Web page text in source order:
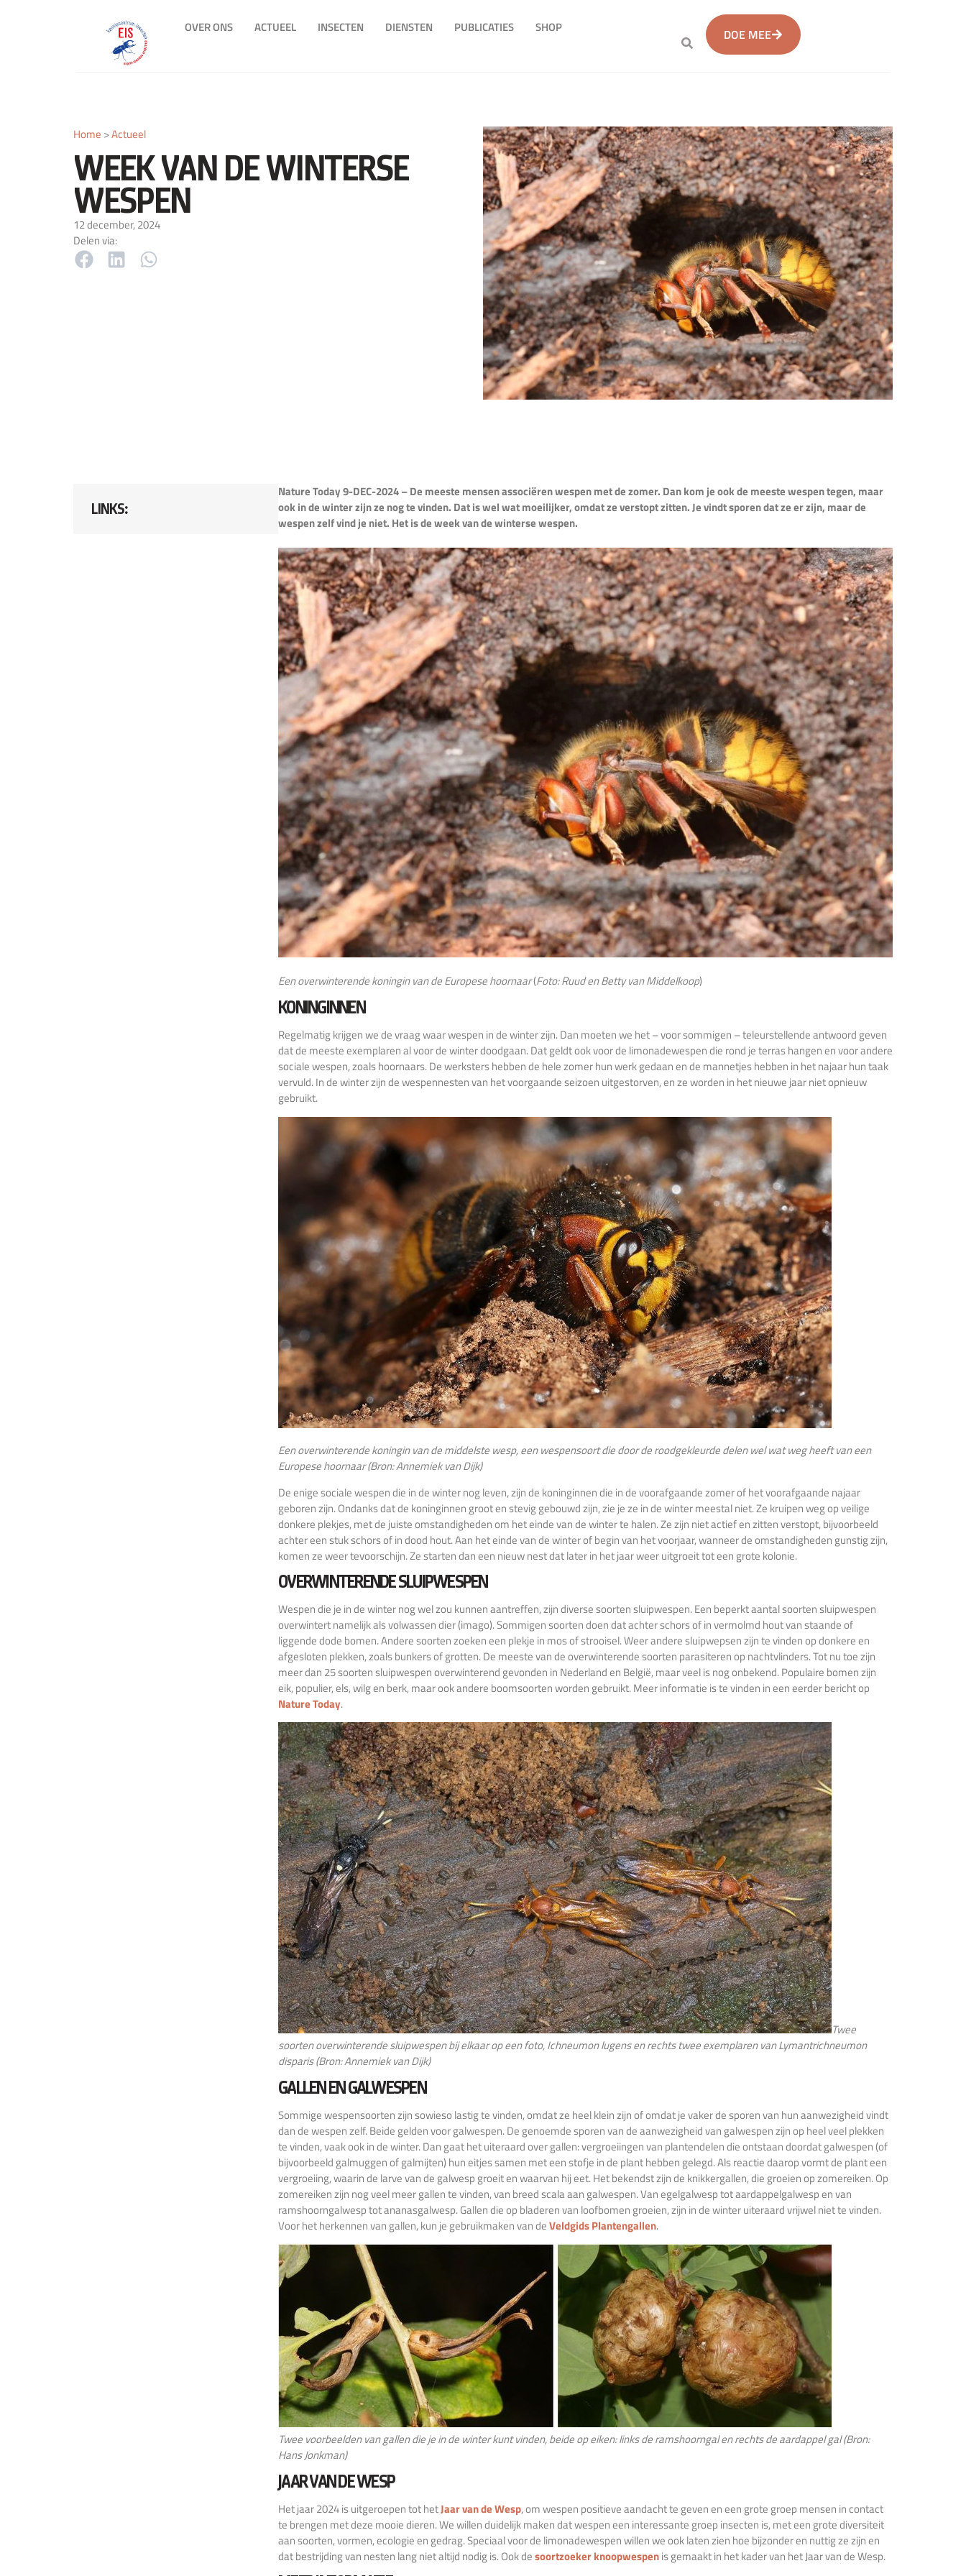
OVER ONS ACTUEEL INSECTEN DIENSTEN PUBLICATIES SHOP DOE MEE
Home >Actueel
WEEK VAN DE WINTERSE
WESPEN
12 december, 2024
Delen via:
LINKS:
Nature Today 9-DEC-2024 – De meeste mensen associëren wespen met de zomer. Dan kom je ook de meeste wespen tegen, maar
ook in de winter zijn ze nog te vinden. Dat is wel wat moeilijker, omdat ze verstopt zitten. Je vindt sporen dat ze er zijn, maar de
wespen zelf vind je niet. Het is de week van de winterse wespen.
Een overwinterende koningin van de Europese hoornaar(Foto: Ruud en Betty van Middelkoop)
KONINGINNEN
Regelmatig krijgen we de vraag waar wespen in de winter zijn. Dan moeten we het – voor sommigen – teleurstellende antwoord geven
dat de meeste exemplaren al voor de winter doodgaan. Dat geldt ook voor de limonadewespen die rond je terras hangen en voor andere
sociale wespen, zoals hoornaars. De werksters hebben de hele zomer hun werk gedaan en de mannetjes hebben in het najaar hun taak
vervuld. In de winter zijn de wespennesten van het voorgaande seizoen uitgestorven, en ze worden in het nieuwe jaar niet opnieuw
gebruikt.
Een overwinterende koningin van de middelste wesp, een wespensoort die door de roodgekleurde delen wel wat weg heeft van een
Europese hoornaar (Bron: Annemiek van Dijk)
De enige sociale wespen die in de winter nog leven, zijn de koninginnen die in de voorafgaande zomer of het voorafgaande najaar
geboren zijn. Ondanks dat de koninginnen groot en stevig gebouwd zijn, zie je ze in de winter meestal niet. Ze kruipen weg op veilige
donkere plekjes, met de juiste omstandigheden om het einde van de winter te halen. Ze zijn niet actief en zitten verstopt, bijvoorbeeld
achter een stuk schors of in dood hout. Aan het einde van de winter of begin van het voorjaar, wanneer de omstandigheden gunstig zijn,
komen ze weer tevoorschijn. Ze starten dan een nieuw nest dat later in het jaar weer uitgroeit tot een grote kolonie.
OVERWINTERENDE SLUIPWESPEN
Wespen die je in de winter nog wel zou kunnen aantreffen, zijn diverse soorten sluipwespen. Een beperkt aantal soorten sluipwespen
overwintert namelijk als volwassen dier (imago). Sommigen soorten doen dat achter schors of in vermolmd hout van staande of
liggende dode bomen. Andere soorten zoeken een plekje in mos of strooisel. Weer andere sluipwepsen zijn te vinden op donkere en
afgesloten plekken, zoals bunkers of grotten. De meeste van de overwinterende soorten parasiteren op nachtvlinders. Tot nu toe zijn
meer dan 25 soorten sluipwespen overwinterend gevonden in Nederland en België, maar veel is nog onbekend. Populaire bomen zijn
eik, populier, els, wilg en berk, maar ook andere boomsoorten worden gebruikt. Meer informatie is te vinden in een eerder bericht op
Nature Today.
Twee
soorten overwinterende sluipwespen bij elkaar op een foto, Ichneumon lugens en rechts twee exemplaren van Lymantrichneumon
disparis (Bron: Annemiek van Dijk)
GALLEN EN GALWESPEN
Sommige wespensoorten zijn sowieso lastig te vinden, omdat ze heel klein zijn of omdat je vaker de sporen van hun aanwezigheid vindt
dan de wespen zelf. Beide gelden voor galwespen. De genoemde sporen van de aanwezigheid van galwespen zijn op heel veel plekken
te vinden, vaak ook in de winter. Dan gaat het uiteraard over gallen: vergroeiingen van plantendelen die ontstaan doordat galwespen (of
bijvoorbeeld galmuggen of galmijten) hun eitjes samen met een stofje in de plant hebben gelegd. Als reactie daarop vormt de plant een
vergroeiing, waarin de larve van de galwesp groeit en waarvan hij eet. Het bekendst zijn de knikkergallen, die groeien op zomereiken. Op
zomereiken zijn nog veel meer gallen te vinden, van breed scala aan galwespen. Van egelgalwesp tot aardappelgalwesp en van
ramshoorngalwesp tot ananasgalwesp. Gallen die op bladeren van loofbomen groeien, zijn in de winter uiteraard vrijwel niet te vinden.
Voor het herkennen van gallen, kun je gebruikmaken van deVeldgids Plantengallen.
Twee voorbeelden van gallen die je in de winter kunt vinden, beide op eiken: links de ramshoorngal en rechts de aardappel gal (Bron:
Hans Jonkman)
JAAR VAN DE WESP
Het jaar 2024 is uitgeroepen tot hetJaar van de Wesp, om wespen positieve aandacht te geven en een grote groep mensen in contact
te brengen met deze mooie dieren. We willen duidelijk maken dat wespen een interessante groep insecten is, met een grote diversiteit
aan soorten, vormen, ecologie en gedrag. Speciaal voor de limonadewespen willen we ook laten zien hoe bijzonder en nuttig ze zijn en
dat bestrijding van nesten lang niet altijd nodig is. Ook desoortzoeker knoopwespenis gemaakt in het kader van het Jaar van de Wesp.